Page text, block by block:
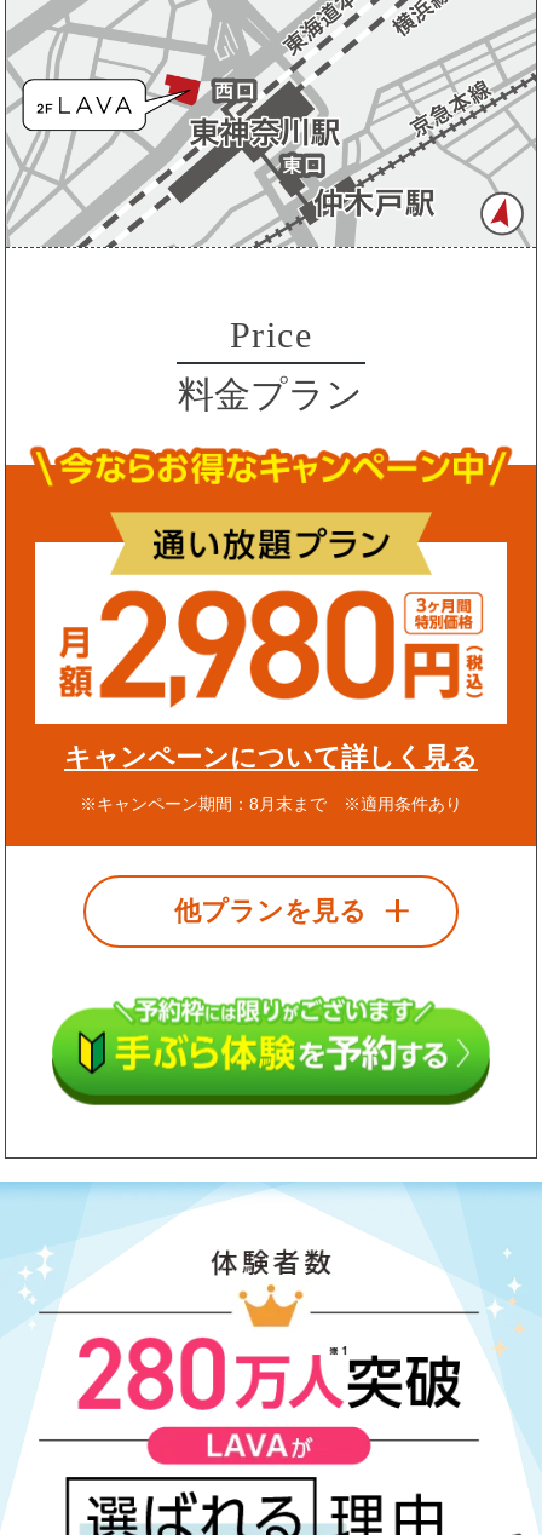
Price
料金プラン
キャンペーンについて詳しく見る
※キャンペーン期間：8月末まで ※適用条件あり
他プランを見る